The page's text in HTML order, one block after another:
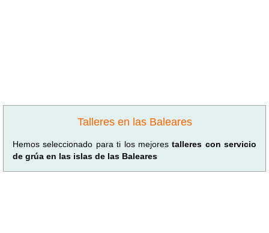
Talleres en las Baleares
Hemos seleccionado para ti los mejorestalleres con servicio
de grúa en las islas de las Baleares